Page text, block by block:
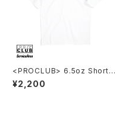
<PROCLUB> 6.5oz ShortSl
eeve
¥2,200